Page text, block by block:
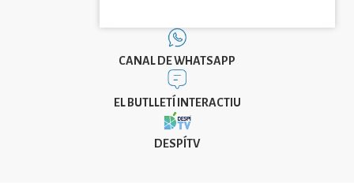
CANAL DE WHATSAPP
EL BUTLLETÍ INTERACTIU
DESPÍTV